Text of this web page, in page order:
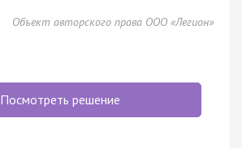
Объект авторского права ООО «Легион»
Посмотреть решение